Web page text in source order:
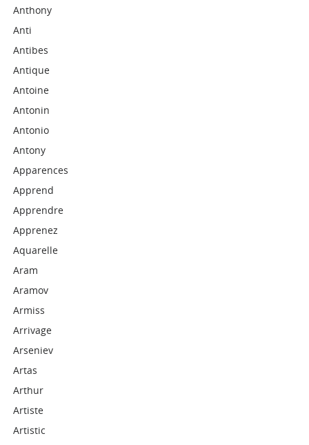
Anthony
Anti
Antibes
Antique
Antoine
Antonin
Antonio
Antony
Apparences
Apprend
Apprendre
Apprenez
Aquarelle
Aram
Aramov
Armiss
Arrivage
Arseniev
Artas
Arthur
Artiste
Artistic